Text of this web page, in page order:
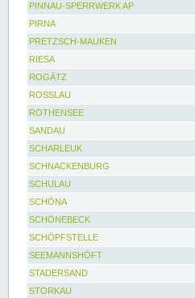
PINNAU-SPERRWERK AP
PIRNA
PRETZSCH-MAUKEN
RIESA
ROGÄTZ
ROSSLAU
ROTHENSEE
SANDAU
SCHARLEUK
SCHNACKENBURG
SCHULAU
SCHÖNA
SCHÖNEBECK
SCHÖPFSTELLE
SEEMANNSHÖFT
STADERSAND
STORKAU